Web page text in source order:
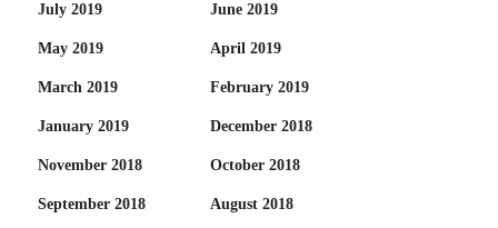
July 2019 June 2019
May 2019 April 2019
March 2019 February 2019
January 2019 December 2018
November 2018 October 2018
September 2018 August 2018